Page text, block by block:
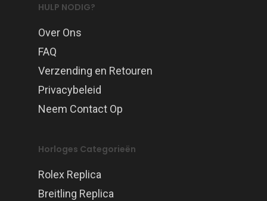
HULP NODIG?
Over Ons
FAQ
Verzending en Retouren
Privacybeleid
Neem Contact Op
Horloges Categorieën
Rolex Replica
Breitling Replica